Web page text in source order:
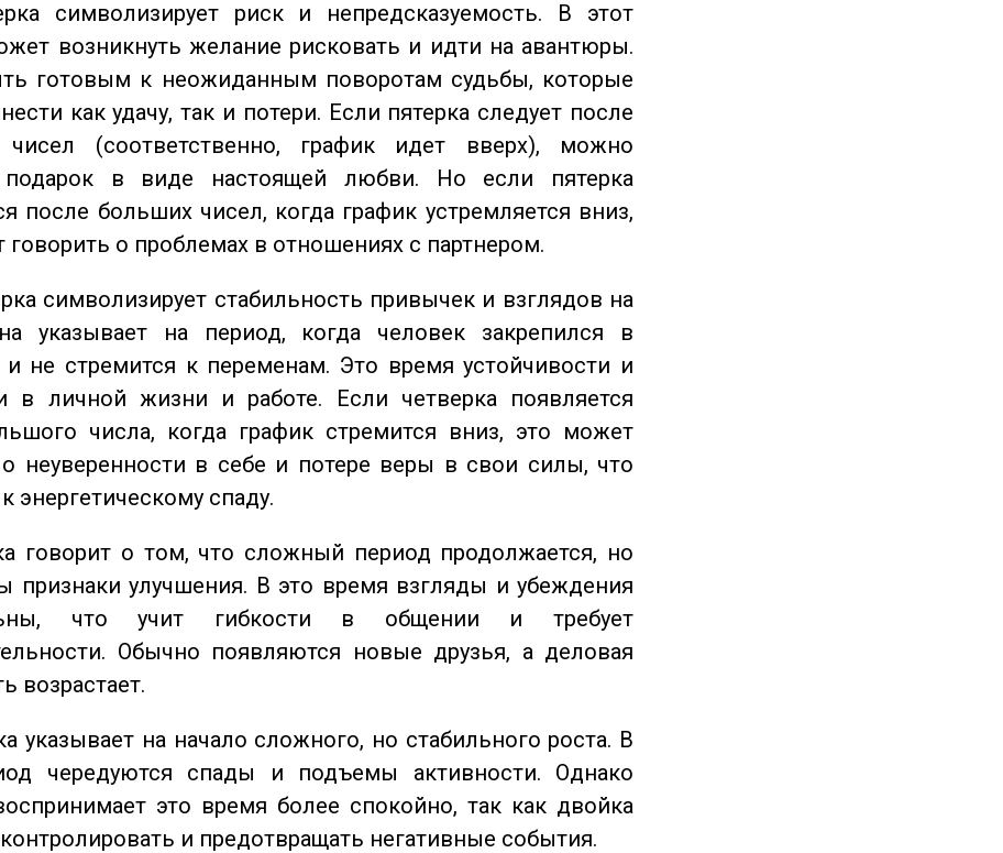
символизирует риск и непредсказуемость. В этот
возникнуть желание рисковать и идти на авантюры.
готовым к неожиданным поворотам судьбы, которые
как удачу, так и потери. Если пятерка следует после
(соответственно, график идет вверх), можно
в виде настоящей любви. Но если пятерка
после больших чисел, когда график устремляется вниз,
говорить о проблемах в отношениях с партнером.
символизирует стабильность привычек и взглядов на
указывает на период, когда человек закрепился в
и не стремится к переменам. Это время устойчивости и
в личной жизни и работе. Если четверка появляется
числа, когда график стремится вниз, это может
о неуверенности в себе и потере веры в свои силы, что
энергетическому спаду.
говорит о том, что сложный период продолжается, но
признаки улучшения. В это время взгляды и убеждения
что учит гибкости в общении и требует
Обычно появляются новые друзья, а деловая
возрастает.
указывает на начало сложного, но стабильного роста. В
чередуются спады и подъемы активности. Однако
это время более спокойно, так как двойка
и предотвращать негативные события.